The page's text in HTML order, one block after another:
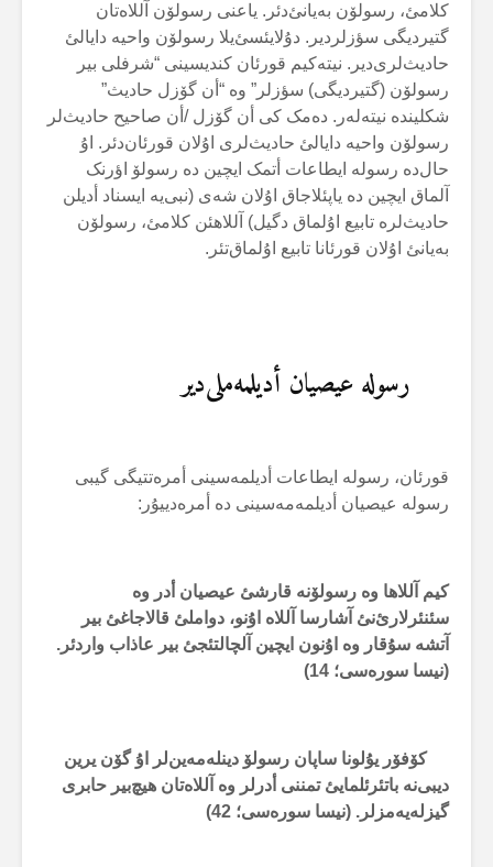
کلامئ، رسولۆن بەیانئ‌دئر. یاعنی رسولۆن آللاەتان
گتیردیگی سؤزلردیر. دۇلایئسئ‌یلا رسولۆن واحیە دایالئ
حادیث‌لری‌دیر. نیتەکیم قورئان کندیسینی “شرفلی بیر
رسولۆن (گتیردیگی) سؤزلر” وە “أن گۆزل حادیث”
شکلیندە نیتەلەر. دەمک کی أن گۆزل /أن صاحیح حادیث‌لر
رسولۆن واحیە دایالئ حادیث‌لری اۇلان قورئان‌دئر. اۇ
حال‌دە رسولە ایطاعات أتمک ایچین دە رسولۆ اؤرنک
آلماق ایچین دە یاپئلاجاق اۇلان شەی (نبی‌یە ایسناد أدیلن
حادیث‌لرە تابیع اۇلماق دگیل) آللاهئن کلامئ، رسولۆن
بەیانئ اۇلان قورئانا تابیع اۇلماق‌تئر.
رسولە عیصیان أدیلمەملی‌دیر
قورئان، رسولە ایطاعات أدیلمەسینی أمرەتتیگی گیبی
رسولە عیصیان أدیلمەمەسینی دە أمرەدییۇر:
کیم آللاها وە رسولۆنە قارشئ عیصیان أدر وە
سئنئرلارئ‌نئ آشارسا آللاە اۇنو، دواملئ قالاجاغئ بیر
آتشە سۇقار وە اۇنون ایچین آلچالتئجئ بیر عاذاب واردئر.
(نیسا سورەسی؛ 14
)
کۆفۆر یۇلونا ساپان رسولۆ دینلەمەین‌لر اۇ گۆن یرین
دیبی‌نە باتئرئلمایئ تمننی أدرلر وە آللاەتان هیچ‌بیر حابری
گیزلەیەمزلر. (نیسا سورەسی؛ 42
)